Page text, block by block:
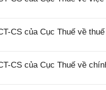
CS của Cục Thuế về
CS của Cục Thuế về